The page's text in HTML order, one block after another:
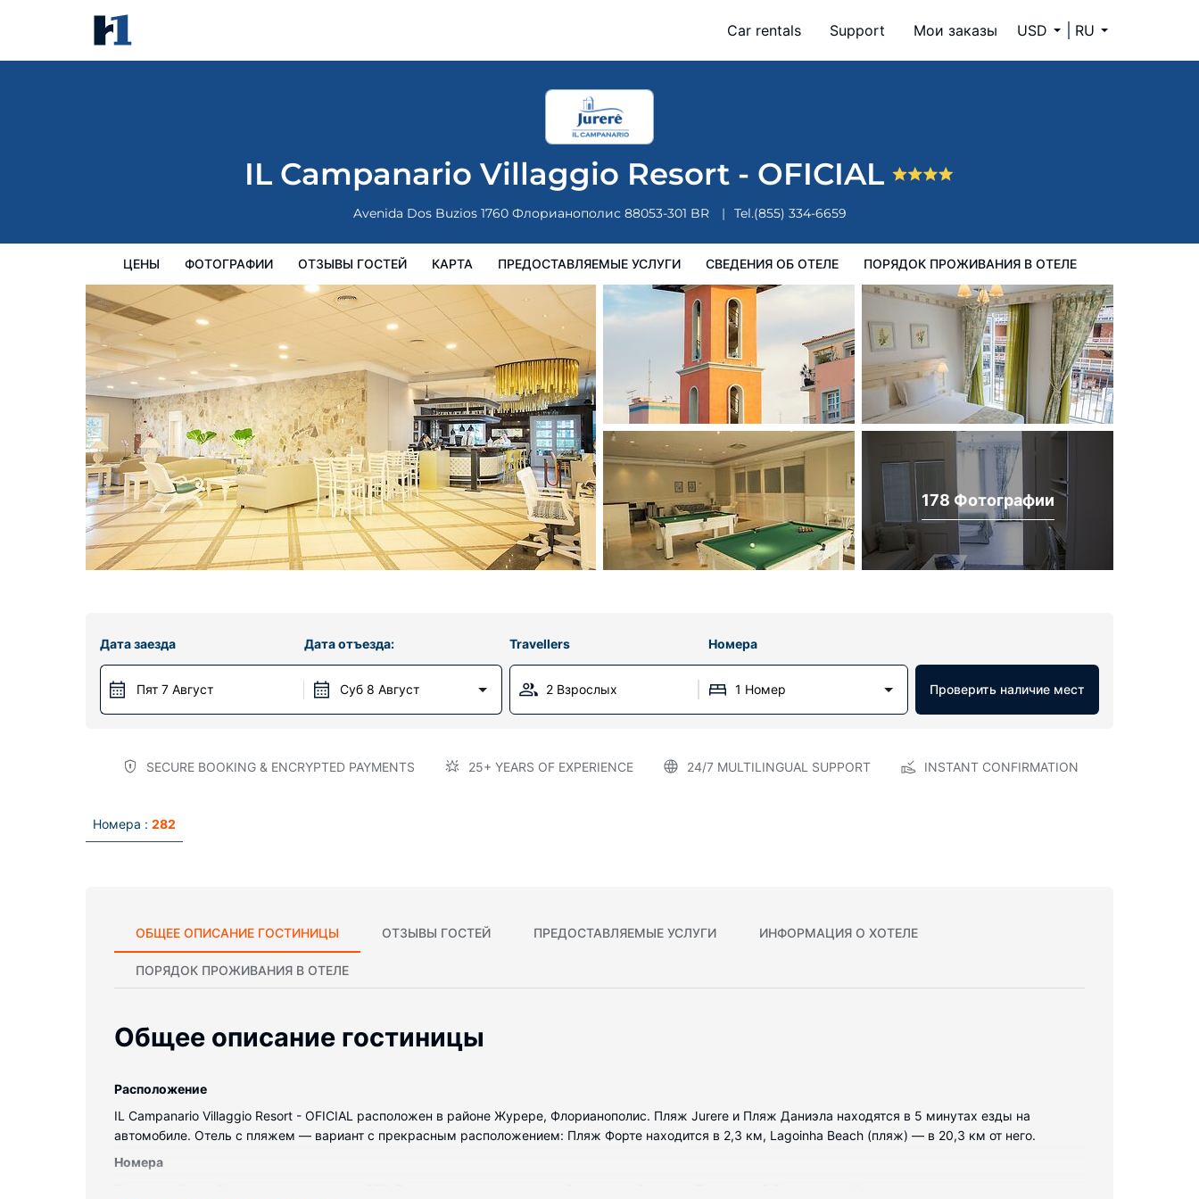
Car rentals Support Мои заказы USD RU
IL Campanario Villaggio Resort - OFICIAL
Avenida Dos Buzios 1760 Флорианополис 88053-301 BR Tel.(855) 334-6659
ЦЕНЫ ФОТОГРАФИИ ОТЗЫВЫ ГОСТЕЙ КАРТА ПРЕДОСТАВЛЯЕМЫЕ УСЛУГИ СВЕДЕНИЯ ОБ ОТЕЛЕ ПОРЯДОК ПРОЖИВАНИЯ В ОТЕЛЕ
Сведения об отеле Порядок проживания в Отеле
178 Фотографии
Дата заезда
Пят 7 Август
Дата отъезда:
Суб 8 Август
Travellers Номера
2 Взрослых 1 Номер Проверить наличие мест
SECURE BOOKING & ENCRYPTED PAYMENTS 25+ YEARS OF EXPERIENCE 24/7 MULTILINGUAL SUPPORT INSTANT CONFIRMATION
Номера : 282
ОБЩЕЕ ОПИСАНИЕ ГОСТИНИЦЫ ОТЗЫВЫ ГОСТЕЙ ПРЕДОСТАВЛЯЕМЫЕ УСЛУГИ ИНФОРМАЦИЯ О ХОТЕЛЕ
ПОРЯДОК ПРОЖИВАНИЯ В ОТЕЛЕ
Общее описание гостиницы
Pасположение
IL Campanario Villaggio Resort - OFICIAL расположен в районе Журере, Флорианополис. Пляж Jurere и Пляж Даниэла находятся в 5 минутах езды на
автомобиле. Отель с пляжем — вариант с прекрасным расположением: Пляж Форте находится в 2,3 км, Lagoinha Beach (пляж) — в 20,3 км от него.
Номера